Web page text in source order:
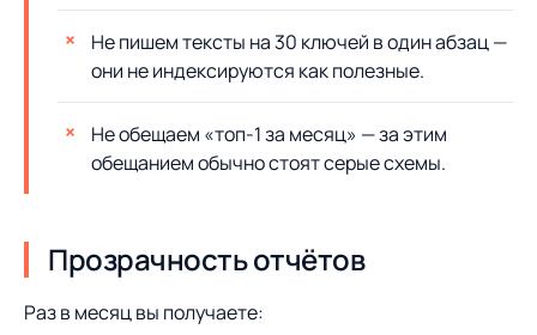
Не пишем тексты на 30 ключей в один абзац —
они не индексируются как полезные.
Не обещаем «топ-1 за месяц» — за этим
обещанием обычно стоят серые схемы.
Прозрачность отчётов
Раз в месяц вы получаете: